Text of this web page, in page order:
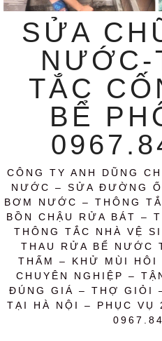
SỬA
NƯỚC-
TẮC
BỂ
CÔNG TY ANH DŨNG
NƯỚC – SỬA ĐƯỜNG
BƠM NƯỚC – THÔNG
BỒN CHẬU RỬA BÁT –
THÔNG TẮC NHÀ VỆ
THAU RỬA BỂ NƯỚC
THẤM – KHỬ MÙI
CHUYÊN NGHIỆP –
ĐÚNG GIÁ – THỢ GIỎI
TẠI HÀ NỘI – PHỤC